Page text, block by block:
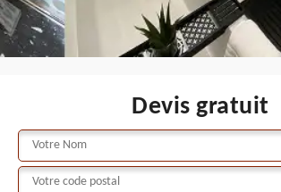
Devis gratuit